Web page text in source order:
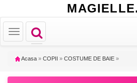
Toggle
navigation
Toggle
navigation
Acasa » COPII » COSTUME DE BAIE »